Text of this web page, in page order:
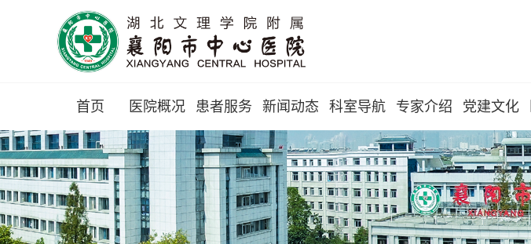
首页 医院概况 患者服务 新闻动态 科室导航 专家介绍 党建文化